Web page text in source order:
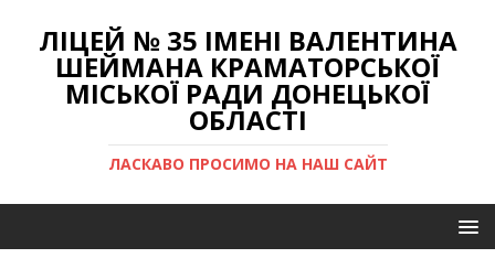
ЛІЦЕЙ № 35 ІМЕНІ ВАЛЕНТИНА
ШЕЙМАНА КРАМАТОРСЬКОЇ
МІСЬКОЇ РАДИ ДОНЕЦЬКОЇ
ОБЛАСТІ
ЛАСКАВО ПРОСИМО НА НАШ САЙТ